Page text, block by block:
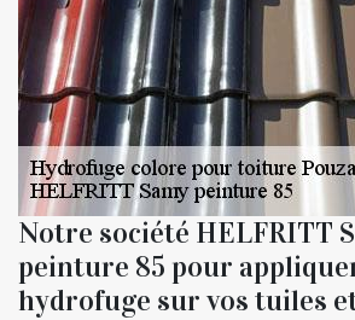
Notre société HELFRITT
peinture 85 pour
hydrofuge sur vos tuiles